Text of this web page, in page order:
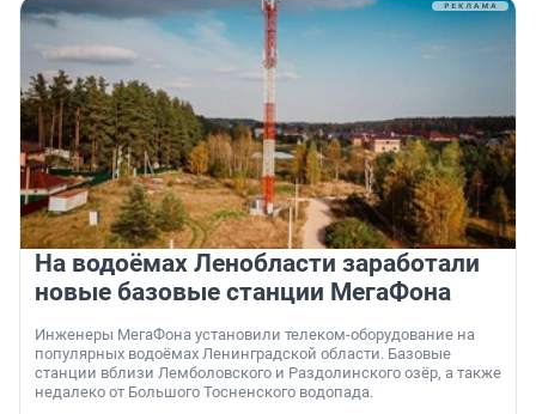
На водоёмах Ленобласти заработали
новые базовые станции МегаФона
Инженеры МегаФона установили телеком-оборудование на
популярных водоёмах Ленинградской области. Базовые
станции вблизи Лемболовского и Раздолинского озёр, а также
недалеко от Большого Тосненского водопада.